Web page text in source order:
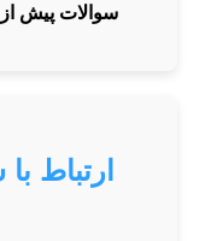
سوالات پیش
ارتباط